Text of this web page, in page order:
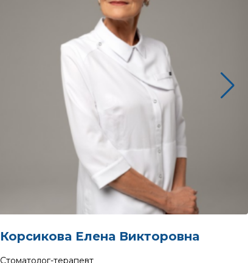
Корсикова Елена Викторовна
Стоматолог-терапевт